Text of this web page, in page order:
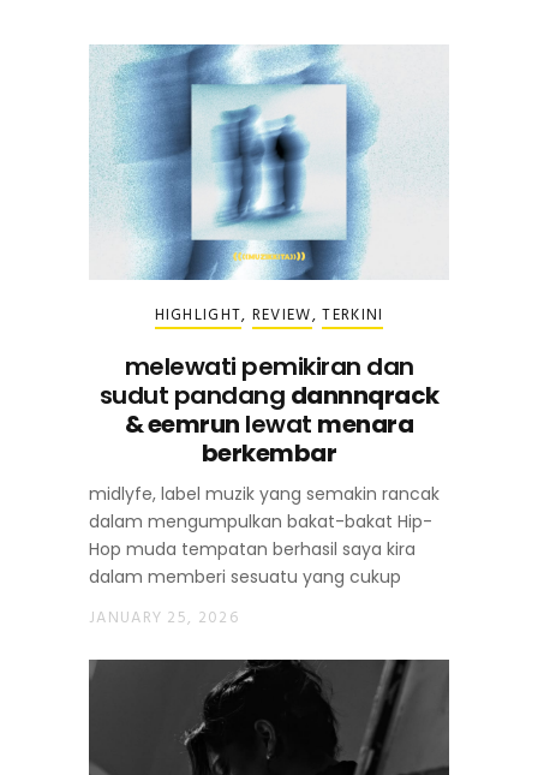
HIGHLIGHT, REVIEW,TERKINI
melewati pemikiran dan
sudut pandang dannnqrack
& eemrun lewat menara
berkembar
midlyfe, label muzik yang semakin rancak
dalam mengumpulkan bakat-bakat Hip-
Hop muda tempatan berhasil saya kira
dalam memberi sesuatu yang cukup
JANUARY 25, 2026